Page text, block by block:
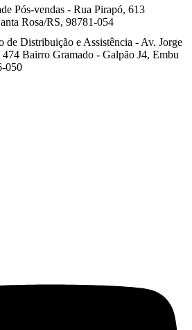
Pós-vendas - Rua Pirapó, 613
Rosa/RS, 98781-054
de Distribuição e Assistência - Av. Jorge
Bairro Gramado - Galpão J4, Embu
050